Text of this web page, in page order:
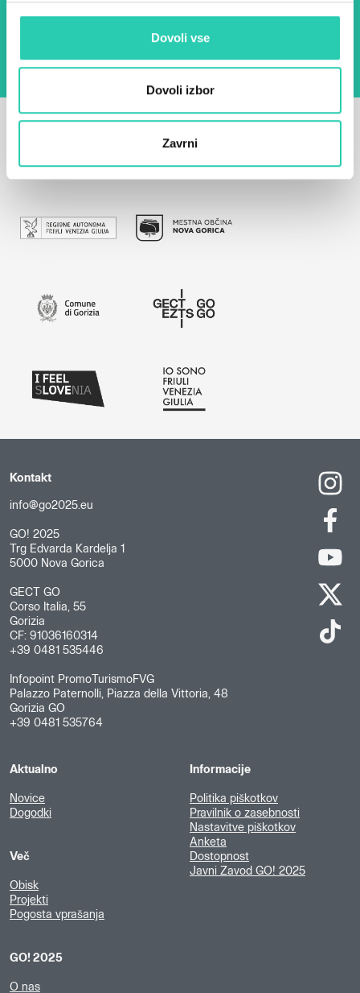
Dovoli vse
Dovoli izbor
Zavrni
namen pošiljanja novic.Pravilnik o zasebnosti
Kontakt
info@go2025.eu
GO! 2025
Trg Edvarda Kardelja 1
5000 Nova Gorica
GECT GO
Corso Italia, 55
Gorizia
CF: 91036160314
+39 0481 535446
Infopoint PromoTurismoFVG
Palazzo Paternolli, Piazza della Vittoria, 48
Gorizia GO
+39 0481 535764
Aktualno
Novice
Dogodki
Več
Obisk
Projekti
Pogosta vprašanja
GO! 2025
O nas
Informacije
Politika piškotkov
Pravilnik o zasebnosti
Nastavitve piškotkov
Anketa
Dostopnost
Javni Zavod GO! 2025